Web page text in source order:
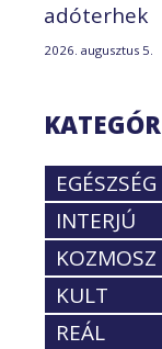
adóterhek
2026. augusztus 5.
EGÉSZSÉG
INTERJÚ
KOZMOSZ
KULT
REÁL